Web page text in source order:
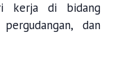
kerja di bidang
dan